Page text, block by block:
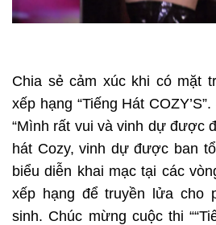
Chia sẻ cảm xúc khi có mặt
xếp hạng “Tiếng Hát
“Mình rất vui và vinh dự được
hát Cozy, vinh dự được ban
biểu diễn khai mạc tại các
xếp hạng để truyền lửa cho
sinh. Chúc mừng cuộc thi